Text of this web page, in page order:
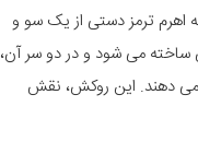
اهرم ترمز دستی از یک سو و
می شود و در دو سر آن،
می دهند. این روکش، نقش